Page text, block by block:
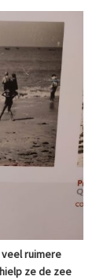
ruimere
ze de zee